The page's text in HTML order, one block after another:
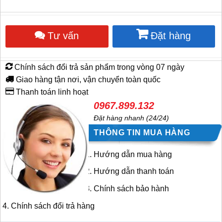
Tư vấn Đặt hàng
Chính sách đổi trả sản phẩm trong vòng 07 ngày
Giao hàng tận nơi, vận chuyển toàn quốc
Thanh toán linh hoạt
0967.899.132
Đặt hàng nhanh (24/24)
THÔNG TIN MUA HÀNG
Hướng dẫn mua hàng
Hướng dẫn thanh toán
Chính sách bảo hành
Chính sách đổi trả hàng